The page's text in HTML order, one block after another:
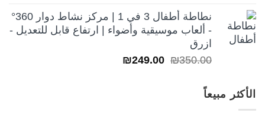
نطاطة أطفال 3 في 1 | مركز نشاط دوار 360°
- ألعاب موسيقية وأضواء | ارتفاع قابل للتعديل -
ازرق
₪350.00
السعر ₪249.00
الأكثر مبيعاً